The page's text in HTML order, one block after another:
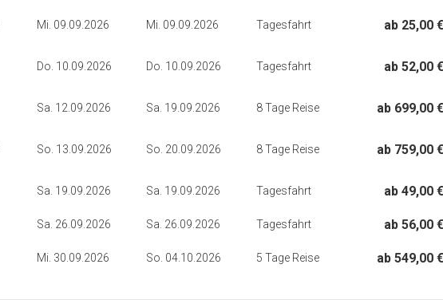
Mi. 09.09.2026 Mi. 09.09.2026 Tagesfahrt ab 25,00 €
Do. 10.09.2026 Do. 10.09.2026 Tagesfahrt ab 52,00 €
Sa. 12.09.2026 Sa. 19.09.2026 8 Tage Reise ab 699,00 €
So. 13.09.2026 So. 20.09.2026 8 Tage Reise ab 759,00 €
Sa. 19.09.2026 Sa. 19.09.2026 Tagesfahrt ab 49,00 €
Sa. 26.09.2026 Sa. 26.09.2026 Tagesfahrt ab 56,00 €
Mi. 30.09.2026 So. 04.10.2026 5 Tage Reise ab 549,00 €